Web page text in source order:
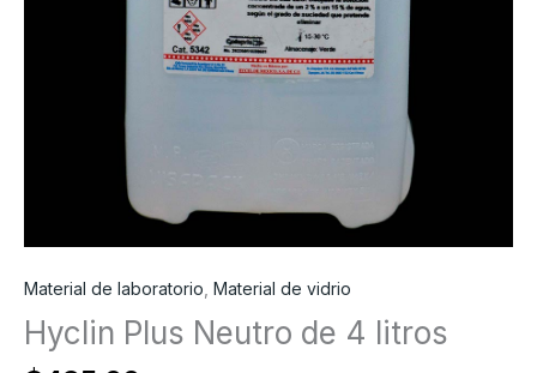
Material de laboratorio Material de vidrio
Hyclin Plus Neutro de 4 litros